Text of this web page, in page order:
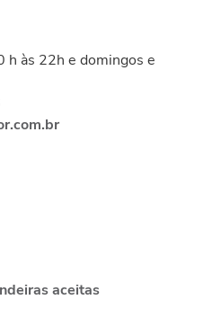
h às 22h e domingos e
aceitas